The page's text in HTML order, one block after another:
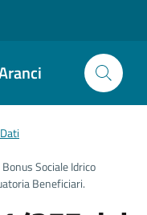
Sociale Idrico
Beneficiari.